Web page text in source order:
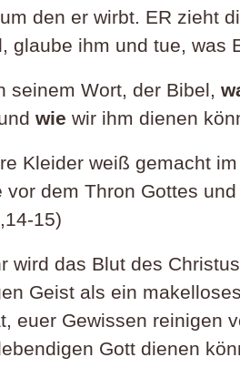
den er wirbt. ER zieht
glaube ihm und tue, was
seinem Wort, der Bibel,
wie wir ihm dienen
Kleider weiß gemacht
vor dem Thron Gottes
15)
wird das Blut des
Geist als ein
euer Gewissen reinigen
Gott dienen